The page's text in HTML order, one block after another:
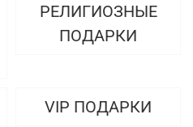
РЕЛИГИОЗНЫЕ
ПОДАРКИ
VIP ПОДАРКИ